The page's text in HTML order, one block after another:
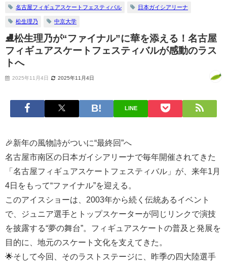
名古屋フィギュアスケートフェスティバル 日本ガイシアリーナ
松生理乃 中京大学
⛸️松生理乃が“ファイナル”に華を添える！名古屋
フィギュアスケートフェスティバルが感動のラス
トへ
2025年11月4日 2025年11月4日
LINE
🎉新年の風物詩がついに“最終回”へ
名古屋市南区の日本ガイシアリーナで毎年開催されてきた
「名古屋フィギュアスケートフェスティバル」が、来年1月
4日をもって“ファイナル”を迎える。
このアイスショーは、2003年から続く伝統あるイベント
で、ジュニア選手とトップスケーターが同じリンクで演技
を披露する“夢の舞台”。フィギュアスケートの普及と発展を
目的に、地元のスケート文化を支えてきた。
🌟そして今回、そのラストステージに、昨季の四大陸選手